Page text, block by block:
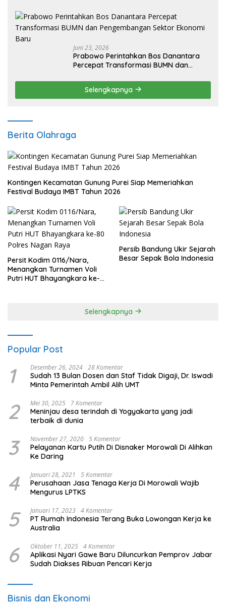
Juni 23, 2026
Prabowo Perintahkan Bos Danantara
Percepat Transformasi BUMN dan
Selengkapnya
Berita Olahraga
Kontingen Kecamatan Gunung Purei Siap Memeriahkan
Festival Budaya IMBT Tahun 2026
Persit Kodim 0116/Nara,
Menangkan Turnamen Voli
Putri HUT Bhayangkara ke-
Persib Bandung Ukir Sejarah
Besar Sepak Bola Indonesia
Selengkapnya
Popular Post
1 Desember 26, 2024 28 Komentar
Sudah 13 Bulan Dosen dan Staf Tidak Digaji, Dr. Iswadi
Minta Pemerintah Ambil Alih UMT
2 Mei 30, 2025 7 Komentar
Meninjau desa terindah di Yogyakarta yang jadi
terbaik di dunia
3 November 27, 2020 5 Komentar
Pelayanan Kartu Putih Di Disnaker Morowali Di Alihkan
Ke Daring
4 Januari 28, 2021 5 Komentar
Perusahaan Jasa Tenaga Kerja Di Morowali Wajib
Mengurus LPTKS
5 Januari 17, 2023 4 Komentar
PT Rumah Indonesia Terang Buka Lowongan Kerja ke
Australia
6 Oktober 11, 2025 4 Komentar
Aplikasi Nyari Gawe Baru Diluncurkan Pemprov Jabar
Sudah Diakses Ribuan Pencari Kerja
Bisnis dan Ekonomi